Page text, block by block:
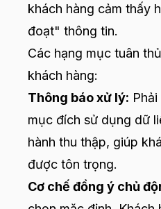
khách hàng cảm thấy
đoạt" thông tin.
Các hạng mục tuân
khách hàng:
Thông báo xử lý:
mục đích sử dụng dữ
hành thu thập, giúp
được tôn trọng.
Cơ chế đồng ý chủ